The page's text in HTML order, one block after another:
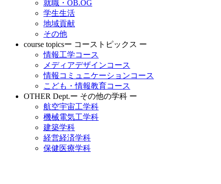
就職・OB.OG
学生生活
地域貢献
その他
course topicsー コーストピックス ー
情報工学コース
メディアデザインコース
情報コミュニケーションコース
こども・情報教育コース
OTHER Dept.ー その他の学科 ー
航空宇宙工学科
機械電気工学科
建築学科
経営経済学科
保健医療学科